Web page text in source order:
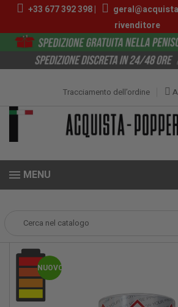
+33 677 392 398 |
rivenditore
Tracciamento dell’ordine
MENU
NUOVO